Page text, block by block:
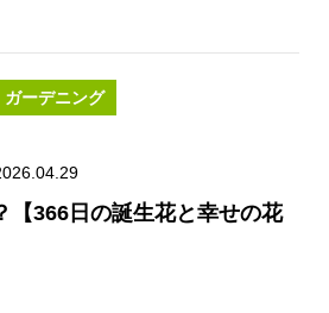
ガーデニング
【366日の誕生花と幸せの花